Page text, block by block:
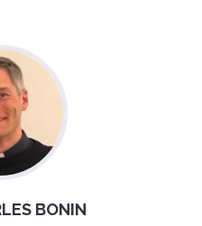
BONIN